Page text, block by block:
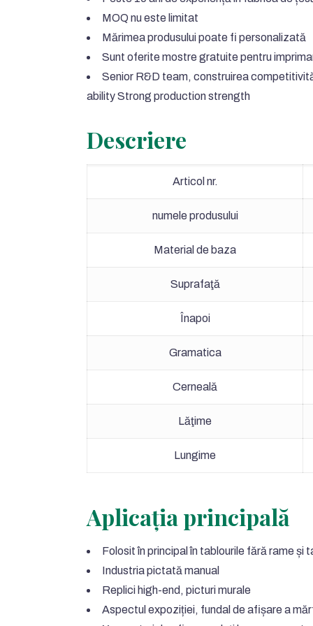
MOQ nu este limitat
Mărimea produsului poate fi personalizată
Sunt oferite mostre gratuite pentru
Senior R&D team, construirea
ability Strong production strength
Descriere
Articol nr.
numele produsului
Material de baza
Suprafaţă
Înapoi
Gramatica
Cerneală
Lăţime
Lungime
Aplicația principală
Folosit în principal în tablourile fără rame și
Industria pictată manual
Replici high-end, picturi murale
Aspectul expoziției, fundal de afișare a